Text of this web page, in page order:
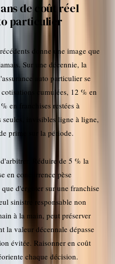
de coût réel
particulier
donne une image que
Sur une décennie, la
auto particulier se
cumulées, 12 % en
en franchises restées à
seules, invisibles ligne à ligne,
prime sur la période.
Réduire de 5 % la
en concurrence pèse
d'ergoter sur une franchise
sinistre responsable non
à la main, peut préserver
la valeur décennale dépasse
évitée. Raisonner en coût
chaque décision.